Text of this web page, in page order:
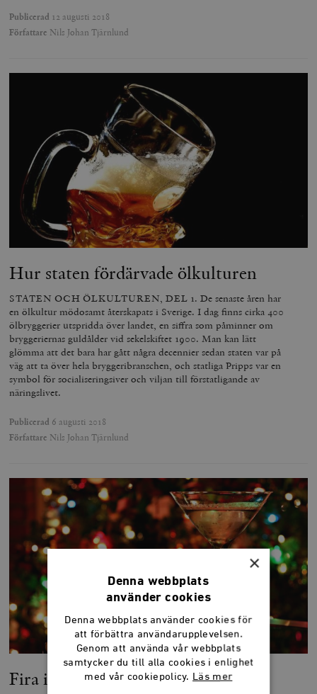
Publicerad 12 augusti 2018
Författare Nils Johan Tjärnlund
Hur staten fördärvade ölkulturen
STATEN OCH ÖLKULTUREN, DEL 1. De senaste åren har
en ölkultur mödosamt återskapats i Sverige. I dag finns cirka 400
ölbryggerier utspridda över landet, en siffra som påminner om
bryggeriernas guldålder vid sekelskiftet 1900. Man kan lätt
glömma att det bara har gått några decennier sedan staten var på
väg att ta över hela bryggeribranschen, och statliga Pripps var en
symbol för socialiseringsiver och viljan till förstatligande av
näringslivet.
Publicerad 6 augusti 2018
Författare Nils Johan Tjärnlund
Fira inte en vit jul
×
Denna webbplats
använder cookies
Denna webbplats använder cookies för
att förbättra användarupplevelsen.
Genom att använda vår webbplats
samtycker du till alla cookies i enlighet
med vår cookiepolicy. Läs mer